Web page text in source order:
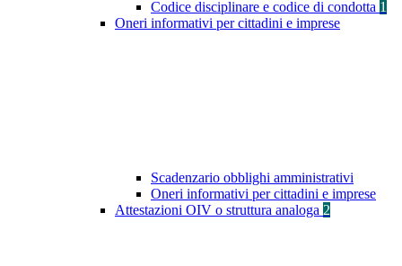
Codice disciplinare e codice di condotta 1
Oneri informativi per cittadini e imprese
Scadenzario obblighi amministrativi
Oneri informativi per cittadini e imprese
Attestazioni OIV o struttura analoga 2